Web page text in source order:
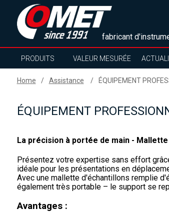
fabricant
PRODUITS VALEUR MESURÉE
Home Assistance ÉQUIPEMENT
ÉQUIPEMENT
La précision à portée de main -
Présentez votre expertise sans effort
idéale pour les présentations en
Avec une mallette d'échantillons remplie
également très portable – le support se
Avantages :